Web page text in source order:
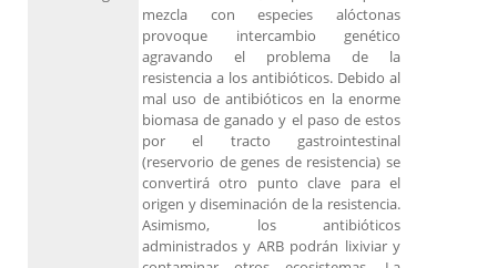
mezcla con especies alóctonas
provoque intercambio genético
agravando el problema de la
resistencia a los antibióticos. Debido al
mal uso de antibióticos en la enorme
biomasa de ganado y el paso de estos
por el tracto gastrointestinal
(reservorio de genes de resistencia) se
convertirá otro punto clave para el
origen y diseminación de la resistencia.
Asimismo, los antibióticos
administrados y ARB podrán lixiviar y